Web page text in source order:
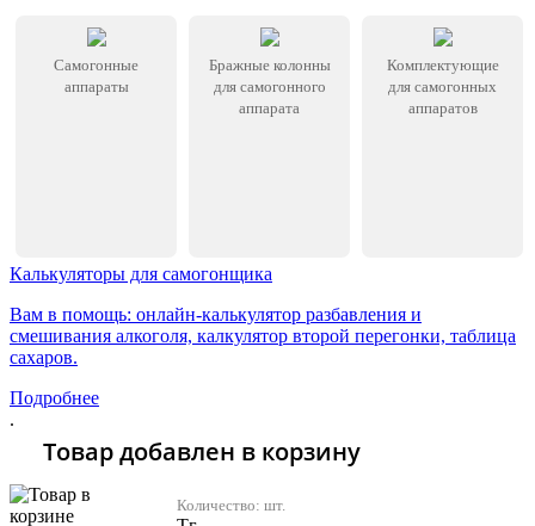
Самогонные
аппараты
Бражные колонны
для самогонного
аппарата
Комплектующие
для самогонных
аппаратов
Калькуляторы для самогонщика
Вам в помощь: онлайн-калькулятор разбавления и
смешивания алкоголя, калкулятор второй перегонки, таблица
сахаров.
Подробнее
.
Товар добавлен в корзину
Количество: шт.